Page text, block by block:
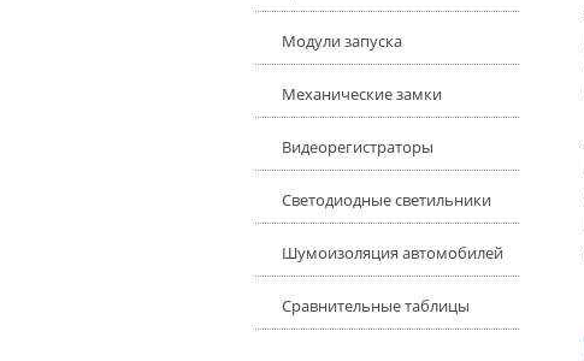
Модули запуска
Механические замки
Видеорегистраторы
Светодиодные светильники
Шумоизоляция автомобилей
Сравнительные таблицы